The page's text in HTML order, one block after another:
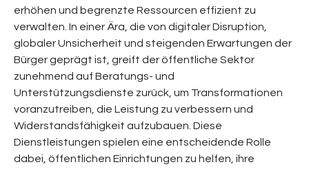
erhöhen und begrenzte Ressourcen effizient zu
verwalten. In einer Ära, die von digitaler Disruption,
globaler Unsicherheit und steigenden Erwartungen der
Bürger geprägt ist, greift der öffentliche Sektor
zunehmend auf Beratungs- und
Unterstützungsdienste zurück, um Transformationen
voranzutreiben, die Leistung zu verbessern und
Widerstandsfähigkeit aufzubauen. Diese
Dienstleistungen spielen eine entscheidende Rolle
dabei, öffentlichen Einrichtungen zu helfen, ihre